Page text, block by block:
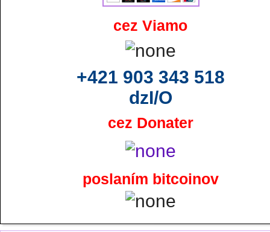
cez Viamo
+421 903 343 518
dzI/O
cez Donater
poslaním bitcoinov